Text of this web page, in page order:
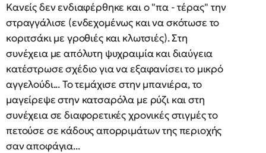
Κανείς δεν ενδιαφέρθηκε και ο "πα - τέρας" την
στραγγάλισε (ενδεχομένως και να σκότωσε το
κοριτσάκι με γροθιές και κλωτσιές). Στη
συνέχεια με απόλυτη ψυχραιμία και διαύγεια
κατέστρωσε σχέδιο για να εξαφανίσει το μικρό
αγγελούδι... Το τεμάχισε στην μπανιέρα, το
μαγείρεψε στην κατσαρόλα με ρύζι και στη
συνέχεια σε διαφορετικές χρονικές στιγμές το
πετούσε σε κάδους απορριμάτων της περιοχής
σαν αποφάγια...